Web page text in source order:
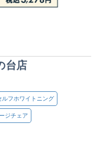
台店
ルフホワイトニング
ジチェア